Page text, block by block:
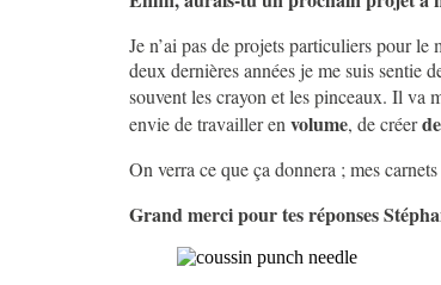
Je n’ai pas de projets particuliers pour
deux dernières années je me suis sentie
souvent les crayon et les pinceaux. Il va
envie de travailler en volume, de créer
On verra ce que ça donnera ; mes
Grand merci pour tes réponses